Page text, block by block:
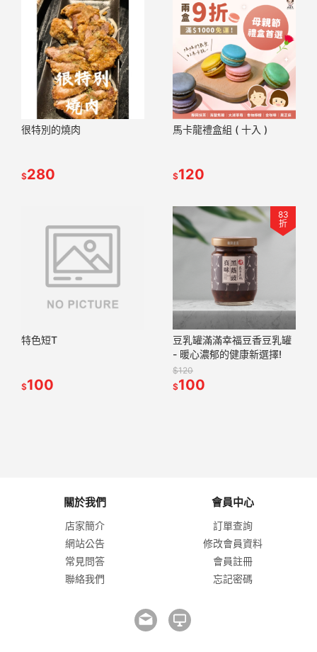
很特別的燒肉
$280
馬卡龍禮盒組 ( 十入 )
$120
特色短T
$100
83
折
豆乳罐滿滿幸福豆香豆乳罐
- 暖心濃郁的健康新選擇!
$120
$100
關於我們
店家簡介
網站公告
常見問答
聯絡我們
會員中心
訂單查詢
修改會員資料
會員註冊
忘記密碼